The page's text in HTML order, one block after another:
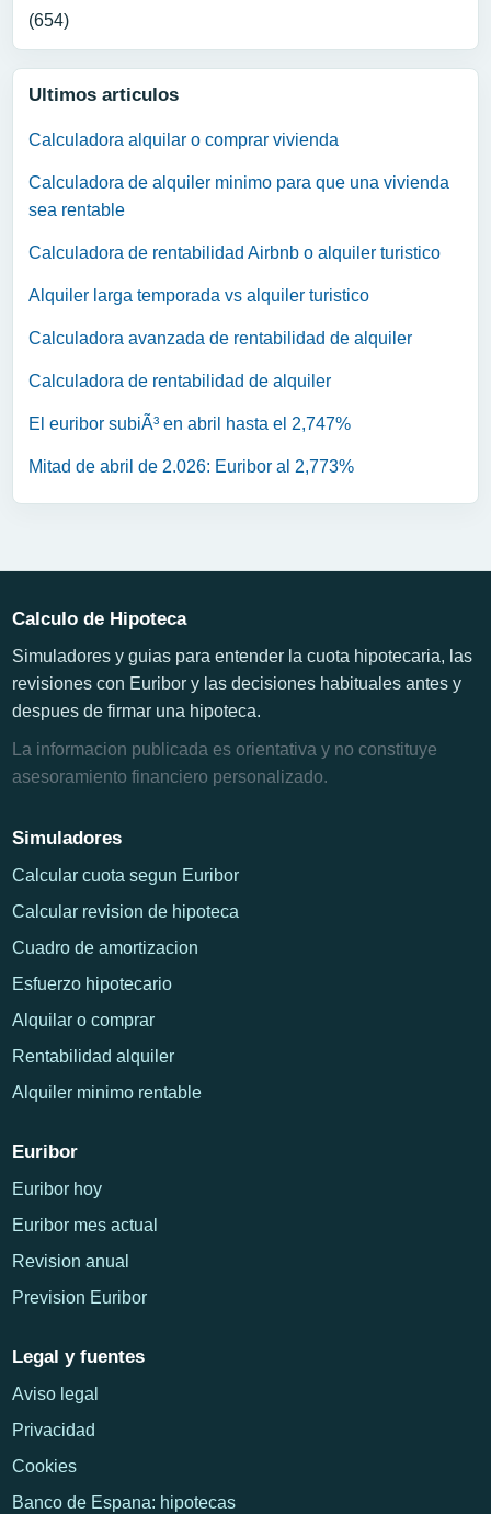
(654)
Ultimos articulos
Calculadora alquilar o comprar vivienda
Calculadora de alquiler minimo para que una vivienda
sea rentable
Calculadora de rentabilidad Airbnb o alquiler turistico
Alquiler larga temporada vs alquiler turistico
Calculadora avanzada de rentabilidad de alquiler
Calculadora de rentabilidad de alquiler
El euribor subiÃ³ en abril hasta el 2,747%
Mitad de abril de 2.026: Euribor al 2,773%
Calculo de Hipoteca
Simuladores y guias para entender la cuota hipotecaria, las
revisiones con Euribor y las decisiones habituales antes y
despues de firmar una hipoteca.
La informacion publicada es orientativa y no constituye
asesoramiento financiero personalizado.
Simuladores
Calcular cuota segun Euribor
Calcular revision de hipoteca
Cuadro de amortizacion
Esfuerzo hipotecario
Alquilar o comprar
Rentabilidad alquiler
Alquiler minimo rentable
Euribor
Euribor hoy
Euribor mes actual
Revision anual
Prevision Euribor
Legal y fuentes
Aviso legal
Privacidad
Cookies
Banco de Espana: hipotecas